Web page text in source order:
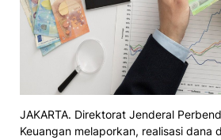
JAKARTA. Direktorat Jenderal
Keuangan melaporkan, realisasi dana